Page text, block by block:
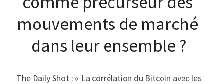
mouvements de marché
dans leur ensemble ?
The Daily Shot : « La corrélation du Bitcoin avec les